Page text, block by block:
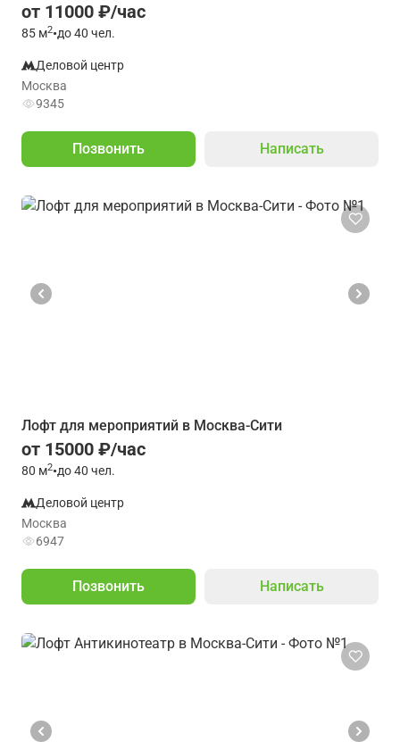
от 11000 ₽/час
85 м2•до 40 чел.
Деловой центр
Москва
9345
Позвонить Написать
Лофт для мероприятий в Москва-Сити
от 15000 ₽/час
80 м2•до 40 чел.
Деловой центр
Москва
6947
Позвонить Написать